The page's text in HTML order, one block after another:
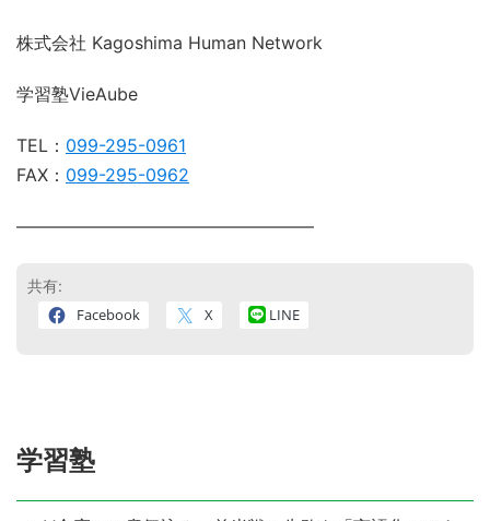
株式会社 Kagoshima Human Network
学習塾VieAube
TEL： 099-295-0961
FAX： 099-295-0962
―――――――――――――――――
共有:
Facebook X LINE
学習塾